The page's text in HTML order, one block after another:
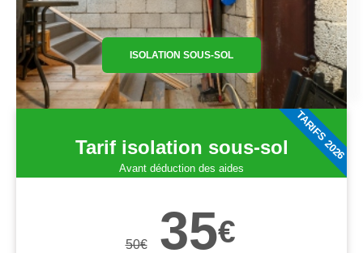
ISOLATION SOUS-SOL
Tarif isolation sous-sol
Avant déduction des aides
50€ 35€
TARIFS 2026